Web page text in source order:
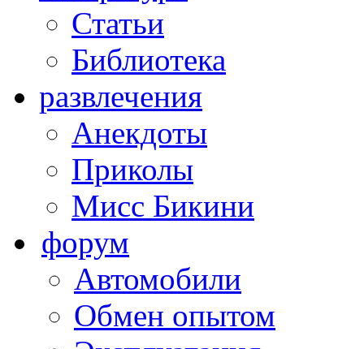
Статьи
Библиотека
развлечения
Анекдоты
Приколы
Мисс Бикини
форум
Автомобили
Обмен опытом